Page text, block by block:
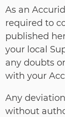
As an
required to
published
your local
any doubts
with your
Any
without